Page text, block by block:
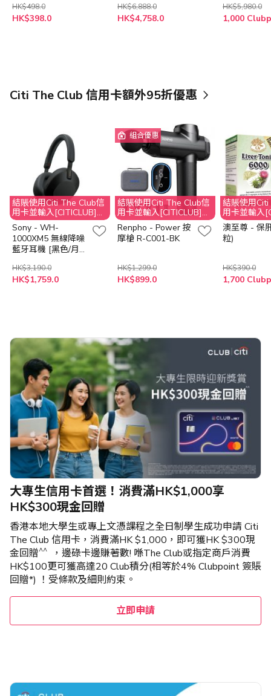
HK$498.0
HK$398.0
HK$6,888.0
HK$4,758.0
HK$5,980.0
Citi The Club 信用卡額外95折優惠
結賬使用Citi The Club信
用卡並輸入[CITICLUB]享
95折優惠*
Sony - WH-
1000XM5 無線降噪
藍牙耳機 [黑色/月夜
HK$3,190.0
HK$1,759.0
組合優惠
結賬使用Citi The Club信
用卡並輸入[CITICLUB]享
95折優惠*
Renpho - Power 按
摩槍 R-C001-BK
HK$1,299.0
HK$899.0
結賬使用
用卡並輸入
95折優惠*
澳至尊 - 保
粒)
HK$390.0
1,700
大專生信用卡首選！消費滿HK$1,000享
HK$300現金回贈
香港本地大學生或專上文憑課程之全日制學生成功申請 Citi
The Club 信用卡，消費滿HK $1,000，即可獲HK $300現
金回贈^^
，邊碌卡邊賺著數! 喺The Club或指定商戶消費
HK$100更可獲高達20 Club積分(相等於4% Clubpoint 簽賬
回贈*) ！受條款及細則約束。
立即申請